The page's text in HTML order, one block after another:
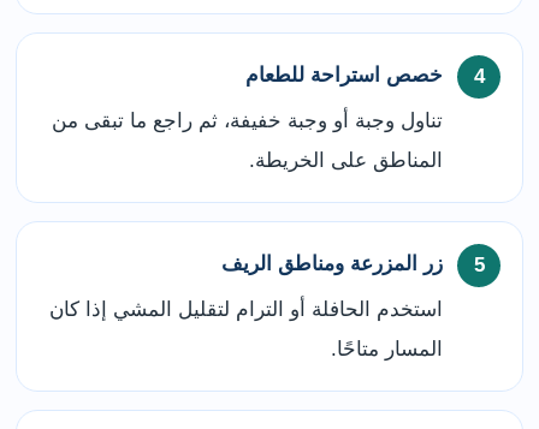
خصص استراحة للطعام
تناول وجبة أو وجبة خفيفة، ثم راجع ما تبقى من
المناطق على الخريطة.
زر المزرعة ومناطق الريف
استخدم الحافلة أو الترام لتقليل المشي إذا كان
المسار متاحًا.